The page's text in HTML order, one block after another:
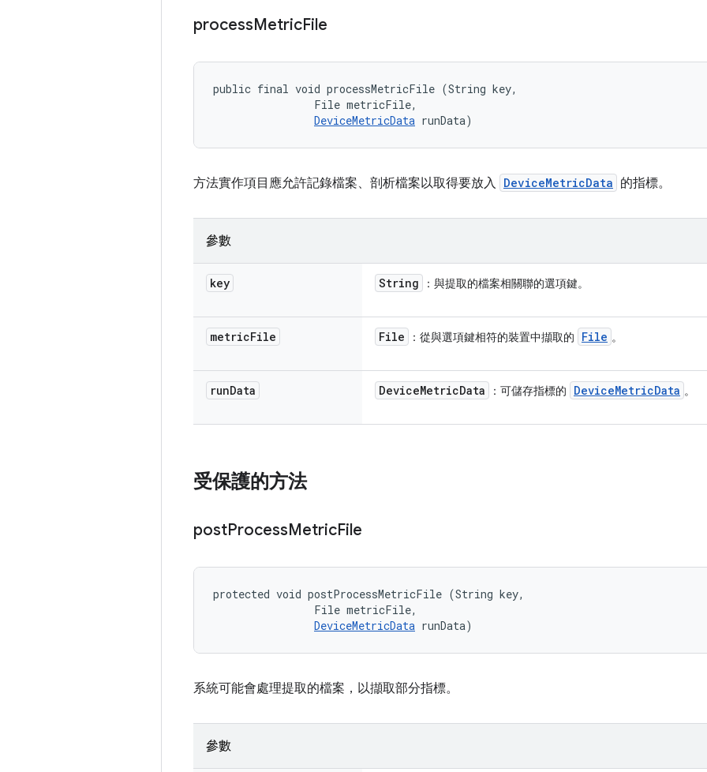
processMetricFile
public final void processMetricFile (String key,
                File metricFile,
DeviceMetricData runData)
方法實作項目應允許記錄檔案、剖析檔案以取得要放入 DeviceMetricData 的指標。
參數
key String ：與提取的檔案相關聯的選項鍵。
metricFile File ：從與選項鍵相符的裝置中擷取的 File 。
runData DeviceMetricData ：可儲存指標的 DeviceMetricData 。
受保護的方法
postProcessMetricFile
protected void postProcessMetricFile (String key,
                File metricFile,
DeviceMetricData runData)
系統可能會處理提取的檔案，以擷取部分指標。
參數